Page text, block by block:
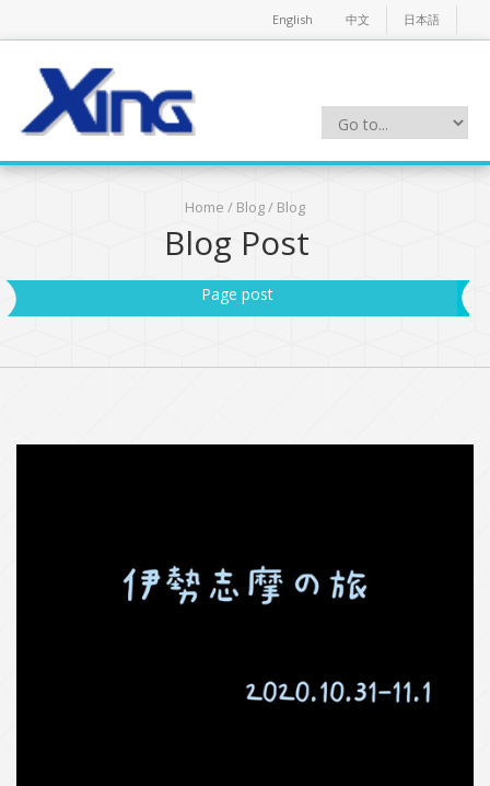
日本語
中文
English
Home / Blog/ Blog
Blog Post
Page post